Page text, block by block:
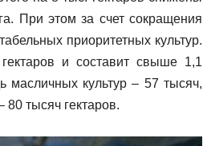
При этом за счет сокращения
приоритетных культур.
и составит свыше 1,1
культур – 57 тысяч,
тысяч гектаров.